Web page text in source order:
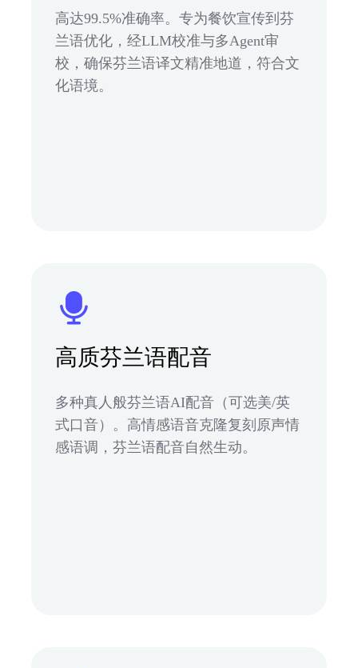
高达99.5%准确率。专为餐饮宣传到芬
兰语优化，经LLM校准与多Agent审
校，确保芬兰语译文精准地道，符合文
化语境。
高质芬兰语配音
多种真人般芬兰语AI配音（可选美/英
式口音）。高情感语音克隆复刻原声情
感语调，芬兰语配音自然生动。